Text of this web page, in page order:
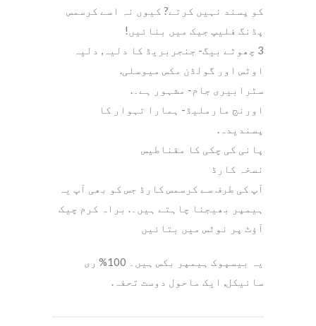
کو پسند نہیں کرتے? کیوں نہ اسے کرسمس
پڈنگ فلیپ جیک میں بنائیں!
3 چھوٹے بیگ- جنجربریڈ کا دلیہ, دلیہ
اوٹس اور گولڈن مکس میوسلی.
سٹرابیری جام- مشہور ہے۔.
اورنج مارملیڈ- ہمارا تہوار کا
پسندیدہ.
پانی کی چکی کا مقناطیس
نسخہ کارڈ
آپ کی طرف سے کرسمس کارڈ جس کو بھی آپ یہ
ہیمپر بھیجنا چاہتے ہیں۔. براہ کرم چیک
آؤٹ پر نوٹس میں بتائیں
یہ بیسپوک ہیمپر بکس ہیں۔ 100% ری
سائیکل, ایک ماحول دوست تحفہ.